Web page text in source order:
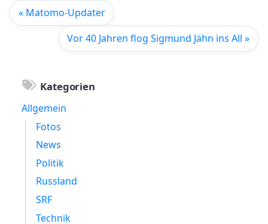
Vor 40 Jahren flog Sigmund Jähn ins All »
« Matomo-Updater
Kategorien
Allgemein
Fotos
News
Politik
Russland
SRF
Technik